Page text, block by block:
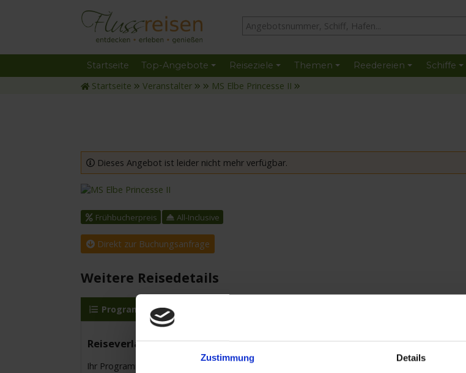
Zustimmung Details
Startseite Top-Angebote Reiseziele Themen Reedereien Schiffe
Startseite Veranstalter MS Elbe Princesse II
Dieses Angebot ist leider nicht mehr verfügbar.
mit der MS Elbe Princesse II
Frühbucherpreis All-Inclusive
Direkt zur Buchungsanfrage
Weitere Reisedetails
Programm
Reiseverlauf
Ihr Programm für die Kreuzfahrt vom 12.06.2026 bis zum 01.01.1970